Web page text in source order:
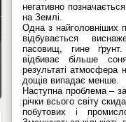
негативно
на Землі.
Одна з найголовніших
відбувається
пасовищ, гине
відбиває більше
результаті атмосфера
дощів випадає менше.
Наступна проблема –
річки всього світу
побутових і